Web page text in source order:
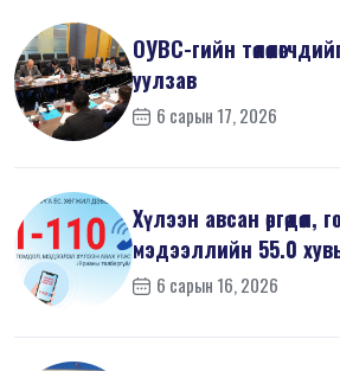
ОУВС-гийн
уулзав
6 сарын 17, 2026
Хүлээн авсан өргөдөл,
мэдээллийн 55.0
шин...
6 сарын 16, 2026